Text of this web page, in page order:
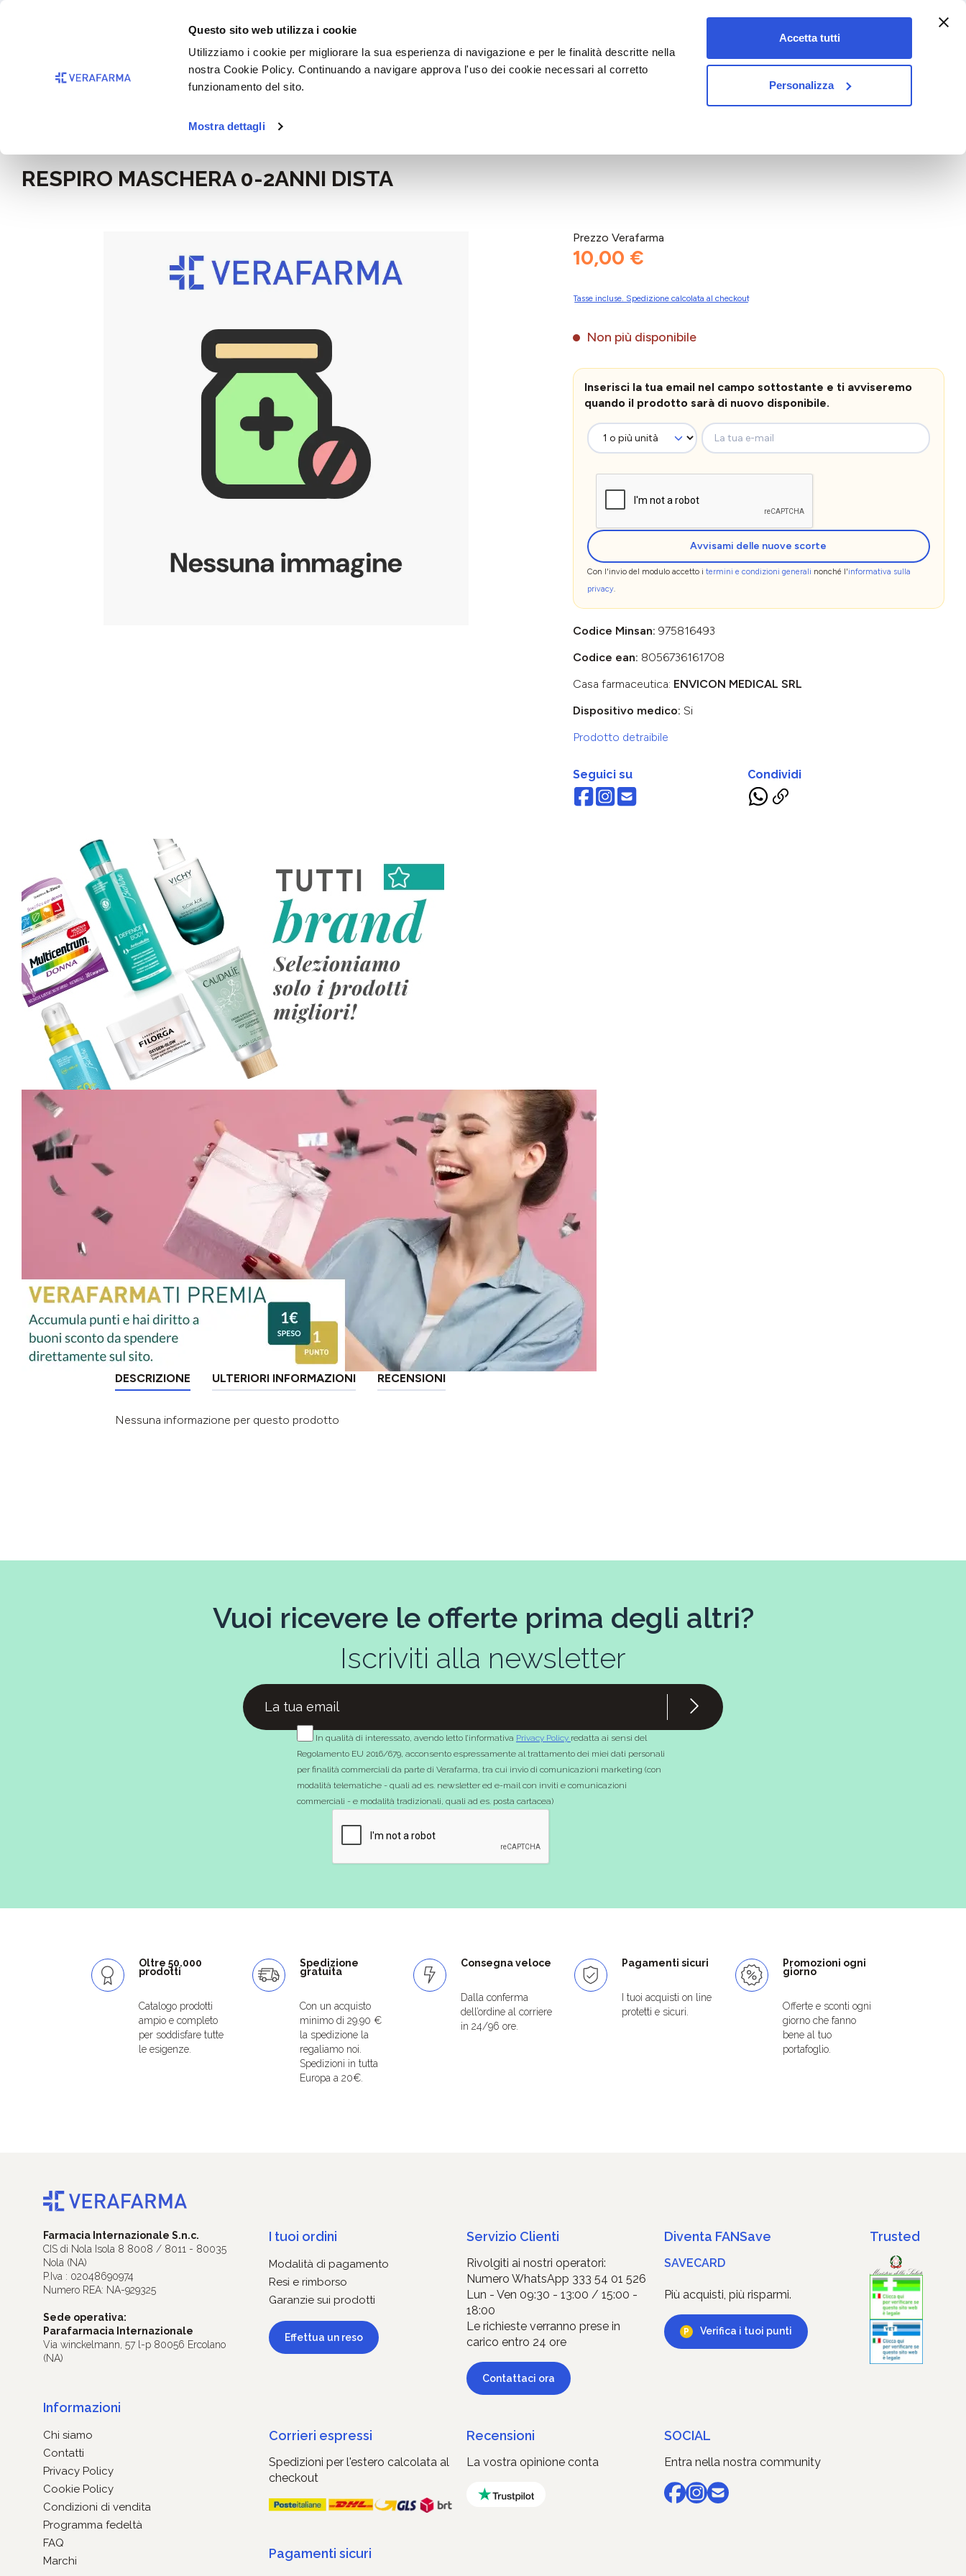
Questo sito web utilizza i cookie
Utilizziamo i cookie per migliorare la sua esperienza di navigazione e per le finalità descritte nella
nostra Cookie Policy. Continuando a navigare approva l'uso dei cookie necessari al corretto
funzionamento del sito.
Mostra dettagli
Accetta tutti
Personalizza
Passa alla navigazione principale
vet&pet
RESPIRO MASCHERA 0-2ANNI DISTA
Prezzo Verafarma
10,00 €
Tasse incluse. Spedizione calcolata al checkout
Non più disponibile
Inserisci la tua email nel campo sottostante e ti avviseremo
quando il prodotto sarà di nuovo disponibile.
La tua e-mail
Avvisami delle nuove scorte
Con l'invio del modulo accetto i termini e condizioni generali nonché l'informativa sulla
privacy.
Codice Minsan: 975816493
Codice ean: 8056736161708
Casa farmaceutica: ENVICON MEDICAL SRL
Dispositivo medico: Si
Prodotto detraibile
Seguici su Condividi
DESCRIZIONE ULTERIORI INFORMAZIONI RECENSIONI
Nessuna informazione per questo prodotto
Vuoi ricevere le offerte prima degli altri?
Iscriviti alla newsletter
In qualità di interessato, avendo letto l’informativa Privacy Policy redatta ai sensi del
Regolamento EU 2016/679, acconsento espressamente al trattamento dei miei dati personali
per finalità commerciali da parte di Verafarma, tra cui invio di comunicazioni marketing (con
modalità telematiche - quali ad es. newsletter ed e-mail con inviti e comunicazioni
commerciali - e modalità tradizionali, quali ad es. posta cartacea)
Oltre 50.000
prodotti
Catalogo prodotti
ampio e completo
per soddisfare tutte
le esigenze.
Spedizione
gratuita
Con un acquisto
minimo di 29.90 €
la spedizione la
regaliamo noi.
Spedizioni in tutta
Europa a 20€.
Consegna veloce
Dalla conferma
dell’ordine al corriere
in 24/96 ore.
Pagamenti sicuri
I tuoi acquisti on line
protetti e sicuri.
Promozioni ogni
giorno
Offerte e sconti ogni
giorno che fanno
bene al tuo
portafoglio.
Farmacia Internazionale S.n.c.
CIS di Nola Isola 8 8008 / 8011 - 80035
Nola (NA)
P.Iva : 02048690974
Numero REA: NA-929325
Sede operativa:
Parafarmacia Internazionale
Via winckelmann, 57 l-p 80056 Ercolano
(NA)
Informazioni
Chi siamo
Contatti
Privacy Policy
Cookie Policy
Condizioni di vendita
Programma fedeltà
FAQ
Marchi
I tuoi ordini
Modalità di pagamento
Resi e rimborso
Garanzie sui prodotti
Effettua un reso
Servizio Clienti
Rivolgiti ai nostri operatori:
Numero WhatsApp 333 54 01 526
Lun - Ven 09:30 - 13:00 / 15:00 -
18:00
Le richieste verranno prese in
carico entro 24 ore
Contattaci ora
Diventa FANSave
SAVECARD
Più acquisti, più risparmi.
Verifica i tuoi punti
Corrieri espressi
Spedizioni per l'estero calcolata al
checkout
Recensioni
La vostra opinione conta
SOCIAL
Entra nella nostra community
Pagamenti sicuri
Trusted